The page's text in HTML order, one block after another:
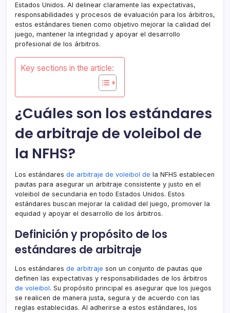
Estados Unidos. Al delinear claramente las expectativas,
responsabilidades y procesos de evaluación para los árbitros,
estos estándares tienen como objetivo mejorar la calidad del
juego, mantener la integridad y apoyar el desarrollo
profesional de los árbitros.
Key sections in the article:
¿Cuáles son los estándares
de arbitraje de voleibol de
la NFHS?
Los estándares de arbitraje de voleibol de la NFHS establecen
pautas para asegurar un arbitraje consistente y justo en el
voleibol de secundaria en todo Estados Unidos. Estos
estándares buscan mejorar la calidad del juego, promover la
equidad y apoyar el desarrollo de los árbitros.
Definición y propósito de los
estándares de arbitraje
Los estándares de arbitraje son un conjunto de pautas que
definen las expectativas y responsabilidades de los árbitros
de voleibol. Su propósito principal es asegurar que los juegos
se realicen de manera justa, segura y de acuerdo con las
reglas establecidas. Al adherirse a estos estándares, los